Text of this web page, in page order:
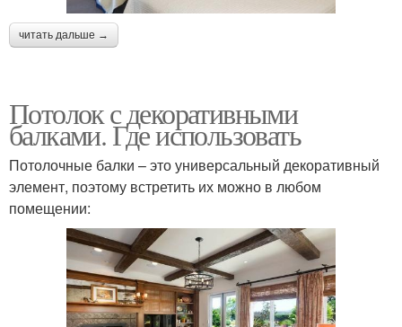
читать дальше →
Потолок с декоративными
балками. Где использовать
Потолочные балки – это универсальный декоративный
элемент, поэтому встретить их можно в любом
помещении: